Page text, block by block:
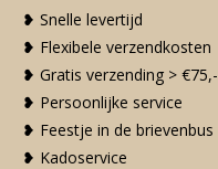
❥ Snelle levertijd
❥ Flexibele verzendkosten
❥ Gratis verzending > €75,-
❥ Persoonlijke service
❥ Feestje in de brievenbus
❥ Kadoservice